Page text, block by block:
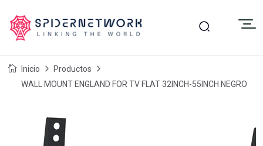
Inicio
Productos
WALL MOUNT ENGLAND FOR TV FLAT 32INCH-55INCH NEGRO